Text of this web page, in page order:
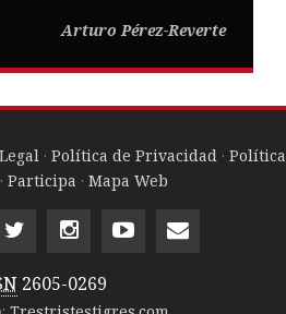
Arturo Pérez-Reverte
· Política de Privacidad · Política
· Participa · Mapa Web
2605-0269